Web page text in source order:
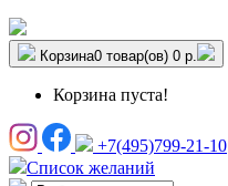
Корзина0 товар(ов) 0 р.
Корзина пуста!
+7(495)799-21-10
Список желаний